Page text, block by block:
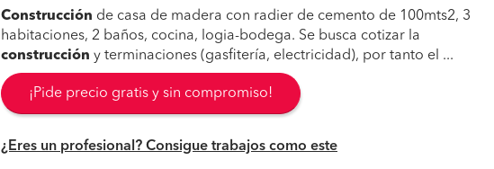
Construcción de casa de madera con radier de cemento de 100mts2, 3
habitaciones, 2 baños, cocina, logia-bodega. Se busca cotizar la
construcción y terminaciones (gasfitería, electricidad), por tanto el ...
¡Pide precio gratis y sin compromiso!
¿Eres un profesional? Consigue trabajos como este